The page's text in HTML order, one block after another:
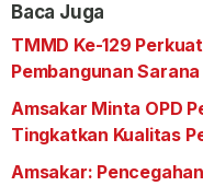
Baca Juga
TMMD Ke-129
Pembangunan
Amsakar Minta OPD
Tingkatkan Kualitas
Amsakar: